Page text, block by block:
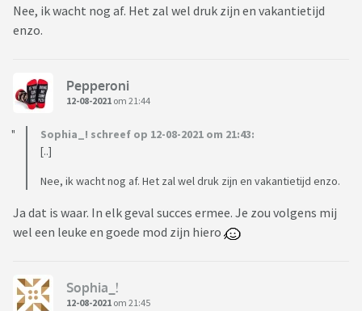
Nee, ik wacht nog af. Het zal wel druk zijn en vakantietijd
enzo.
Pepperoni
12-08-2021 om 21:44
Sophia_! schreef op 12-08-2021 om 21:43:
[..]
Nee, ik wacht nog af. Het zal wel druk zijn en vakantietijd enzo.
Ja dat is waar. In elk geval succes ermee. Je zou volgens mij
wel een leuke en goede mod zijn hiero
Sophia_!
12-08-2021 om 21:45